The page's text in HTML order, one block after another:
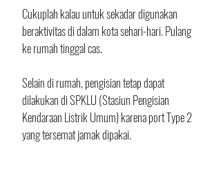
Cukuplah kalau untuk sekadar digunakan
beraktivitas di dalam kota sehari-hari. Pulang
ke rumah tinggal cas.
Selain di rumah, pengisian tetap dapat
dilakukan di SPKLU (Stasiun Pengisian
Kendaraan Listrik Umum) karena port Type 2
yang tersemat jamak dipakai.